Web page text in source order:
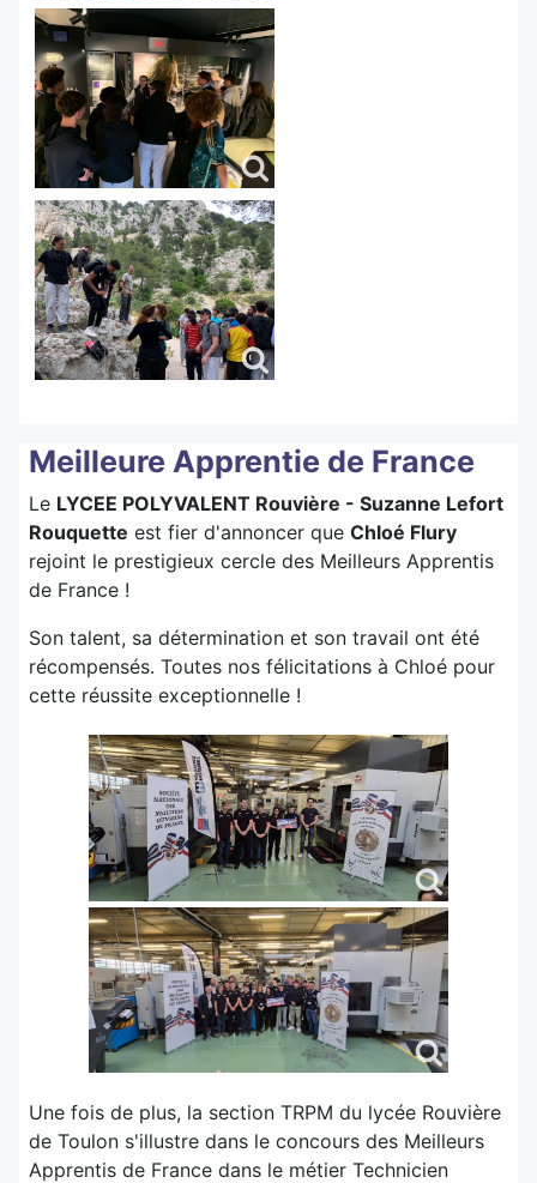
Meilleure Apprentie de France
Le LYCEE POLYVALENT Rouvière - Suzanne Lefort
Rouquette est fier d'annoncer que Chloé Flury
rejoint le prestigieux cercle des Meilleurs Apprentis
de France !
Son talent, sa détermination et son travail ont été
récompensés. Toutes nos félicitations à Chloé pour
cette réussite exceptionnelle !
Une fois de plus, la section TRPM du lycée Rouvière
de Toulon s'illustre dans le concours des Meilleurs
Apprentis de France dans le métier Technicien